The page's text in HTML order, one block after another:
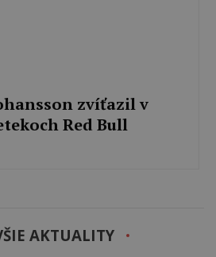
zvíťazil v
Red Bull
AKTUALITY